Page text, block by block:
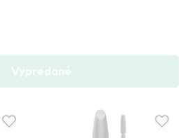
Vypredané